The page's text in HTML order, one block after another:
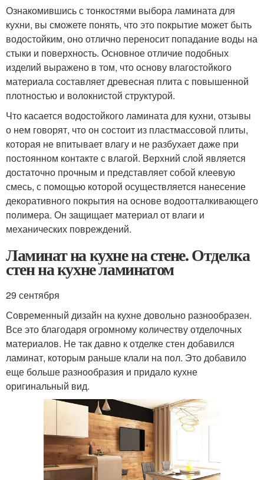
Ознакомившись с тонкостями выбора ламината для
кухни, вы сможете понять, что это покрытие может быть
водостойким, оно отлично переносит попадание воды на
стыки и поверхность. Основное отличие подобных
изделий выражено в том, что основу влагостойкого
материала составляет древесная плита с повышенной
плотностью и волокнистой структурой.
Что касается водостойкого ламината для кухни, отзывы
о нем говорят, что он состоит из пластмассовой плиты,
которая не впитывает влагу и не разбухает даже при
постоянном контакте с влагой. Верхний слой является
достаточно прочным и представляет собой клеевую
смесь, с помощью которой осуществляется нанесение
декоративного покрытия на основе водоотталкивающего
полимера. Он защищает материал от влаги и
механических повреждений.
Ламинат на кухне на стене. Отделка
стен на кухне ламинатом
29 сентября
Современный дизайн на кухне довольно разнообразен.
Все это благодаря огромному количеству отделочных
материалов. Не так давно к отделке стен добавился
ламинат, которым раньше клали на пол. Это добавило
еще больше разнообразия и придало кухне
оригинальный вид.